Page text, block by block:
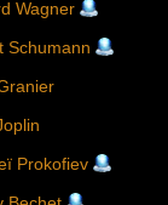
Wagner
Schumann
Prokofiev